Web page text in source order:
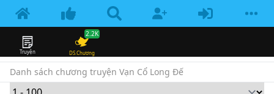
Truyện DS.Chương
2.2K
Danh sách chương truyện Vạn Cổ Long Đế